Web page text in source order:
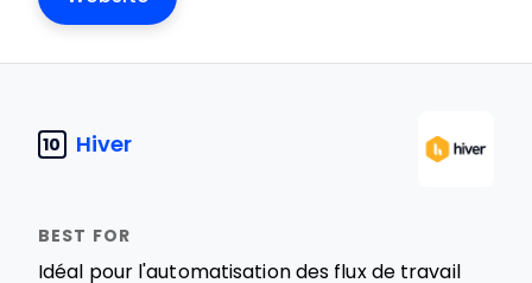
10 Hiver
Idéal pour l'automatisation des flux de travail